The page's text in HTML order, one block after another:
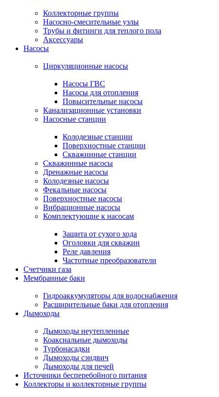
Коллекторные группы
Насосно-смесительные узлы
Трубы и фитинги для теплого пола
Аксессуары
Насосы
Циркуляционные насосы
Насосы ГВС
Насосы для отопления
Повысительные насосы
Канализационные установки
Насосные станции
Колодезные станции
Поверхностные станции
Скважинные станции
Скважинные насосы
Дренажные насосы
Колодезные насосы
Фекальные насосы
Поверхностные насосы
Вибрационные насосы
Комплектующие к насосам
Защита от сухого хода
Оголовки для скважин
Реле давления
Частотные преобразователи
Счетчики газа
Мембранные баки
Гидроаккумуляторы для водоснабжения
Расширительные баки для отопления
Дымоходы
Дымоходы неутепленные
Коаксиальные дымоходы
Турбонасадки
Дымоходы сэндвич
Дымоходы для печей
Источники бесперебойного питания
Коллекторы и коллекторные группы